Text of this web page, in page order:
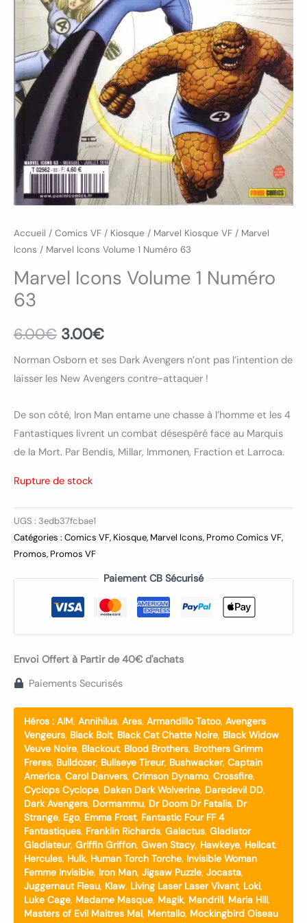
Accueil / Comics VF / Kiosque / Marvel Kiosque VF / Marvel
Icons / Marvel Icons Volume 1 Numéro 63
Marvel Icons Volume 1 Numéro
63
6.00€ 3.00€
Norman Osborn et ses Dark Avengers n’ont pas l’intention de
laisser les New Avengers contre-attaquer !
De son côté, Iron Man entame une chasse à l’homme et les 4
Fantastiques livrent un combat désespéré face au Marquis
de la Mort. Par Bendis, Millar, Immonen, Fraction et Larroca.
Rupture de stock
UGS : 3edb37fcbae1
Catégories : Comics VF, Kiosque, Marvel Icons, Promo Comics VF,
Promos, Promos VF
Paiement CB Sécurisé
Envoi Offert à Partir de 40€ d'achats
Paiements Securisés
Héros : AIM, Annihilus, Ares, Armandillo Tatoo, Avengers
Vengeurs, Black Bolt, Black Cat Chatte Noire, Black Widow
Veuve Noire, Blackout, Blood Brothers, Brothers Grimm
Freres, Bulldozer, Bullseye Tireur, Bushwacker, Captain
America, Carol Danvers, Crimson Dynamo, Crossfire,
Cyclops Cyclope, Daken Dark Wolverine, Daredevil DD,
Dark Avengers, Dormammu, Dr Doom Dr Fatalis, Dr
Strange, Ego, Emma Frost, Fantastic Four FF 4
Fantastiques, Franklin Richards, Galactus, Gladiator
Gladiateur, Griffin Griffon, Gwen Stacy, Hawkeye, Hellcat,
Hercules, Hulk, Human Torch Torche, Invisible Woman
Femme Invisible, Iron Man, Jigsaw Puzzle, Jocasta,
Juggernaut Fleau, Klaw, Living Laser Laser Vivant, Loki,
Luke Cage, Madame Masque, Magik, Mandrill, Maria Hill,
Masters of Evil Maitres Mal, Mentallo, Mockingbird Oiseau